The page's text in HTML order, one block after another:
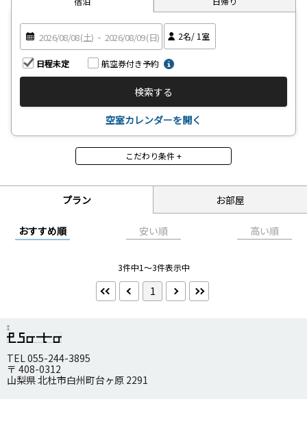
日程未定 航空券付き予約
2名/ 1 室
検索する
空室カレンダーを開く
こだわり条件 +
食事なし
夕食付
2食付
3食付
喫煙
朝食バイキング
夕食
夕食部屋出し
プラン お部屋
おすすめ順 安い順 高い順
3件中1～3件表示中
1
TEL 055-244-3895
〒 408-0312
山梨県 北杜市白州町台ヶ原 2291